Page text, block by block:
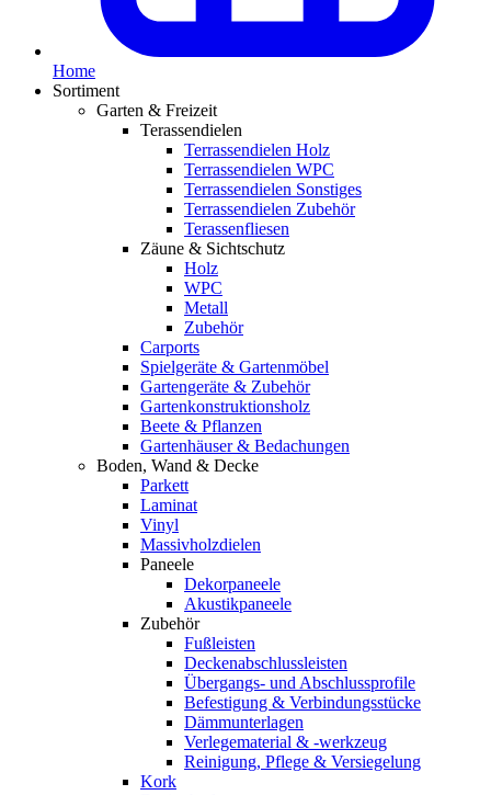
Home
Sortiment
Garten & Freizeit
Terassendielen
Terrassendielen Holz
Terrassendielen WPC
Terrassendielen Sonstiges
Terrassendielen Zubehör
Terassenfliesen
Zäune & Sichtschutz
Holz
WPC
Metall
Zubehör
Carports
Spielgeräte & Gartenmöbel
Gartengeräte & Zubehör
Gartenkonstruktionsholz
Beete & Pflanzen
Gartenhäuser & Bedachungen
Boden, Wand & Decke
Parkett
Laminat
Vinyl
Massivholzdielen
Paneele
Dekorpaneele
Akustikpaneele
Zubehör
Fußleisten
Deckenabschlussleisten
Übergangs- und Abschlussprofile
Befestigung & Verbindungsstücke
Dämmunterlagen
Verlegematerial & -werkzeug
Reinigung, Pflege & Versiegelung
Kork